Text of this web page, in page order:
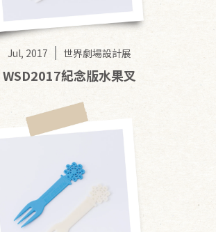
Jul, 2017 世界劇場設計展
WSD2017紀念版水果叉